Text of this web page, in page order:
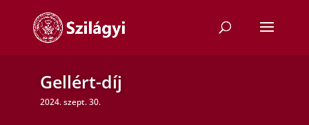
Gellért-díj
2024. szept. 30.